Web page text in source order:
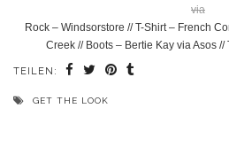
via
Rock – Windsorstore // T-Shirt – French
Creek // Boots – Bertie Kay via Asos
TEILEN:
GET THE LOOK